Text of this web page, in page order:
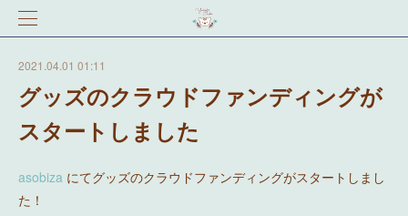
2021.04.01 01:11
グッズのクラウドファンディングが
スタートしました
asobiza にてグッズのクラウドファンディングがスタートしまし
た！